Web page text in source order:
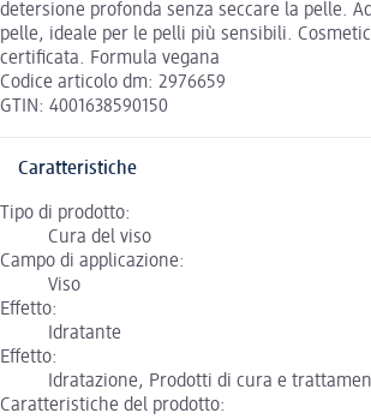
detersione profonda senza seccare la pelle.
pelle, ideale per le pelli più sensibili.
certificata. Formula vegana
Codice articolo dm: 2976659
GTIN: 4001638590150
Caratteristiche
Tipo di prodotto:
Cura del viso
Campo di applicazione:
Viso
Effetto:
Idratante
Effetto:
Idratazione, Prodotti di cura e
Caratteristiche del prodotto: